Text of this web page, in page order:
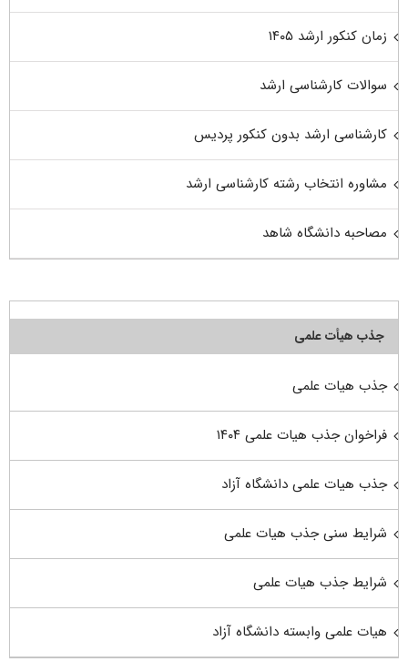
زمان کنکور ارشد ۱۴۰۵
سوالات کارشناسی ارشد
کارشناسی ارشد بدون کنکور پردیس
مشاوره انتخاب رشته کارشناسی ارشد
مصاحبه دانشگاه شاهد
جذب هیأت علمی
جذب هیات علمی
فراخوان جذب هیات علمی ۱۴۰۴
جذب هیات علمی دانشگاه آزاد
شرایط سنی جذب هیات علمی
شرایط جذب هیات علمی
هیات علمی وابسته دانشگاه آزاد